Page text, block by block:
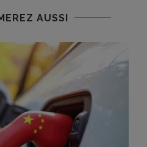
AUSSI